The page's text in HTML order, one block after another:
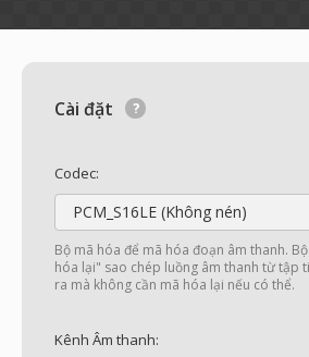
Cài đặt
Codec:
PCM_S16LE (Không nén)
Bộ mã hóa để mã hóa đoạn âm thanh.
hóa lại" sao chép luồng âm thanh từ tập
ra mà không cần mã hóa lại nếu có thể.
Kênh Âm thanh: